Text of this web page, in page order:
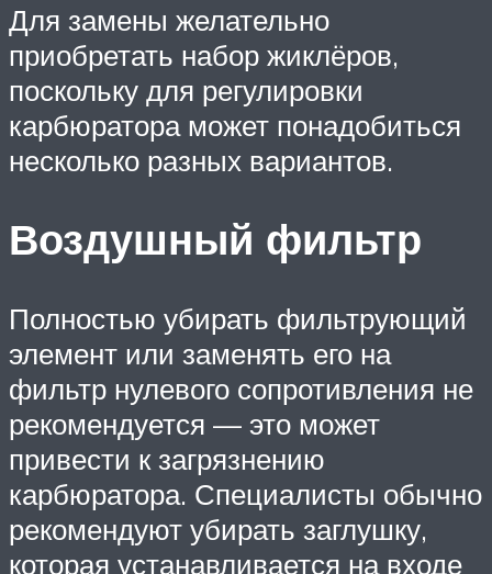
Для замены желательно
приобретать набор жиклёров,
поскольку для регулировки
карбюратора может понадобиться
несколько разных вариантов.
Воздушный фильтр
Полностью убирать фильтрующий
элемент или заменять его на
фильтр нулевого сопротивления не
рекомендуется — это может
привести к загрязнению
карбюратора. Специалисты обычно
рекомендуют убирать заглушку,
которая устанавливается на входе